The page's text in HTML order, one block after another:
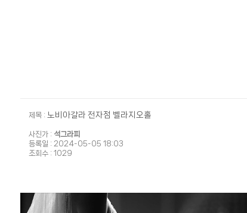
제목 : 노비아갈라 전자점 벨라지오홀
사진가 : 석그라피
등록일 : 2024-05-05 18:03
조회수 : 1029